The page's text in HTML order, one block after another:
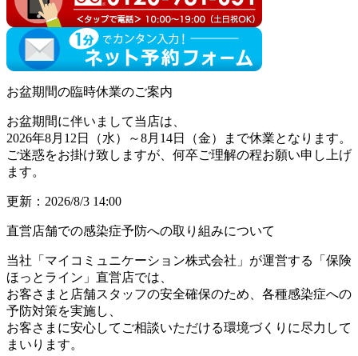
お盆期間の臨時休業のご案内
お盆期間に伴いまして当店は、
2026年8月12日（水）～8月14日（金）まで休業となります。
ご迷惑をお掛け致しますが、何卒ご理解の程お願い申し上げ
ます。
更新：2026/8/3 14:00
直営店舗での感染症予防への取り組みについて
当社「マイコミュニケーション株式会社」が運営する「保険
ほっとライン」直営店では、
お客さまと店舗スタッフの安全確保のため、各種感染症への
予防対策を実施し、
お客さまに安心してご相談いただける環境づくりに尽力して
まいります。